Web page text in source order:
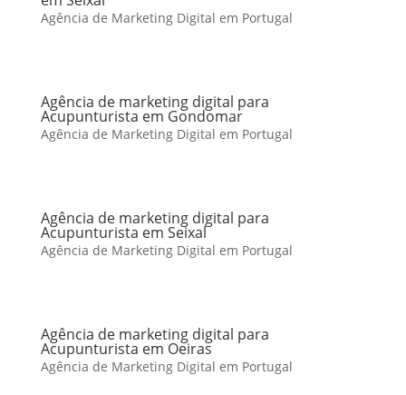
Agência de Marketing Digital em Portugal
Agência de marketing digital para
Acupunturista em Gondomar
Agência de Marketing Digital em Portugal
Agência de marketing digital para
Acupunturista em Seixal
Agência de Marketing Digital em Portugal
Agência de marketing digital para
Acupunturista em Oeiras
Agência de Marketing Digital em Portugal